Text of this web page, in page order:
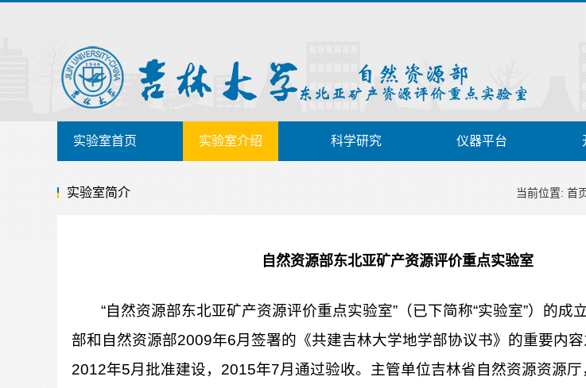
实验室首页 实验室介绍 科学研究 仪器平台
当前位置: 首
实验室简介
自然资源部东北亚矿产资源评价重点实验室
“自然资源部东北亚矿产资源评价重点实验室”（已下简称“实验室”）的成
部和自然资源部2009年6月签署的《共建吉林大学地学部协议书》的重要内
2012年5月批准建设，2015年7月通过验收。主管单位吉林省自然资源资源